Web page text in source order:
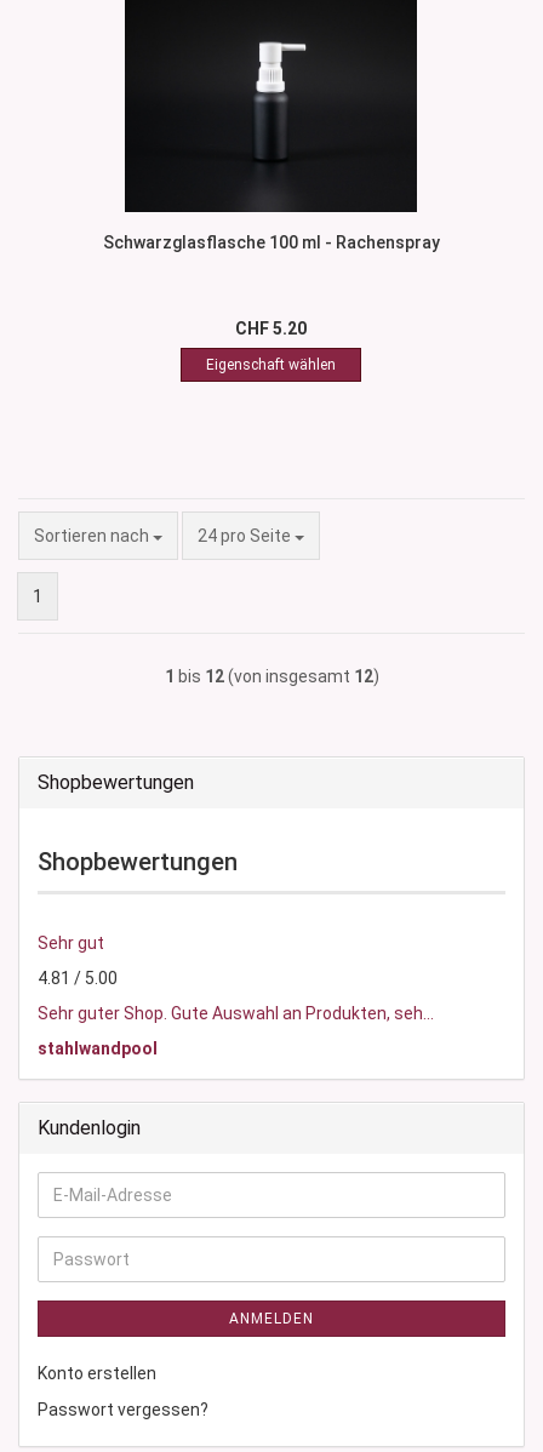
Schwarzglasflasche 100 ml - Rachenspray
CHF 5.20
Sortieren nach
Sortieren nach 24 pro Seite
pro Seite
1
1 bis 12(von insgesamt 12)
Shopbewertungen
Shopbewertungen
Sehr gut
4.81 / 5.00
Sehr guter Shop. Gute Auswahl an Produkten, seh...
stahlwandpool
Kundenlogin
E-
Mail-
Adresse
Passwort
ANMELDEN
Konto erstellen
Passwort vergessen?